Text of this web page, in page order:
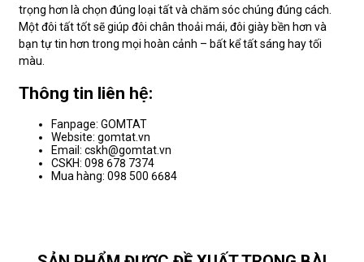
trọng hơn là chọn đúng loại tất và chăm sóc chúng đúng cách.
Một đôi tất tốt sẽ giúp đôi chân thoải mái, đôi giày bền hơn và
bạn tự tin hơn trong mọi hoàn cảnh – bất kể tất sáng hay tối
màu.
Thông tin liên hệ:
Fanpage: GOMTAT
Website: gomtat.vn
Email: cskh@gomtat.vn
CSKH: 098 678 7374
Mua hàng: 098 500 6684